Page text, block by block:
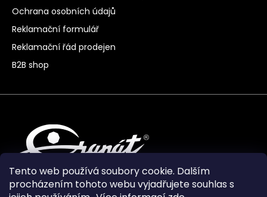
Tento web používá soubory cookie. Dalším
procházením tohoto webu vyjadřujete souhlas s
Ochrana osobních údajů
Reklamační formulář
Reklamační řád prodejen
B2B shop